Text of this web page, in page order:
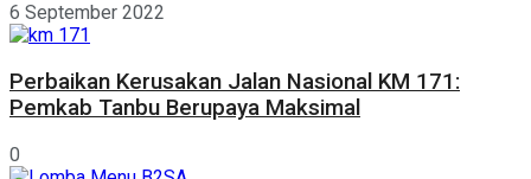
6 September 2022
Perbaikan Kerusakan Jalan Nasional KM 171:
Pemkab Tanbu Berupaya Maksimal
0